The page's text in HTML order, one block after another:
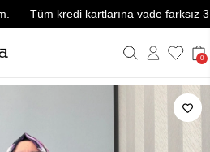
Tüm kredi kartlarına vade farksız 3
0